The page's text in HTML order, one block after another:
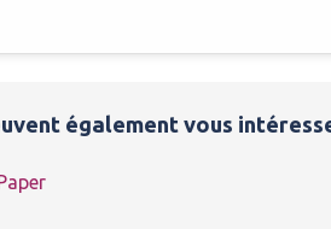
également vous